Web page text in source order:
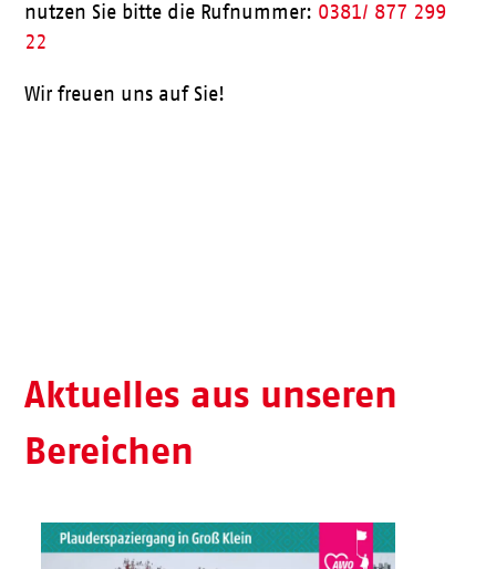
nutzen Sie bitte die Rufnummer: 0381/ 877 299
22
Wir freuen uns auf Sie!
Aktuelles aus unseren
Bereichen